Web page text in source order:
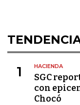
1 HACIENDA
SGC
con
Chocó